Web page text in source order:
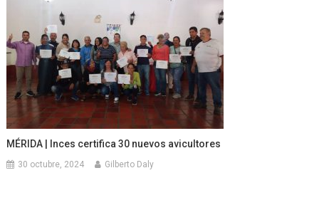
MÉRIDA | Inces certifica 30 nuevos avicultores
30 octubre, 2024 Gilberto Daly